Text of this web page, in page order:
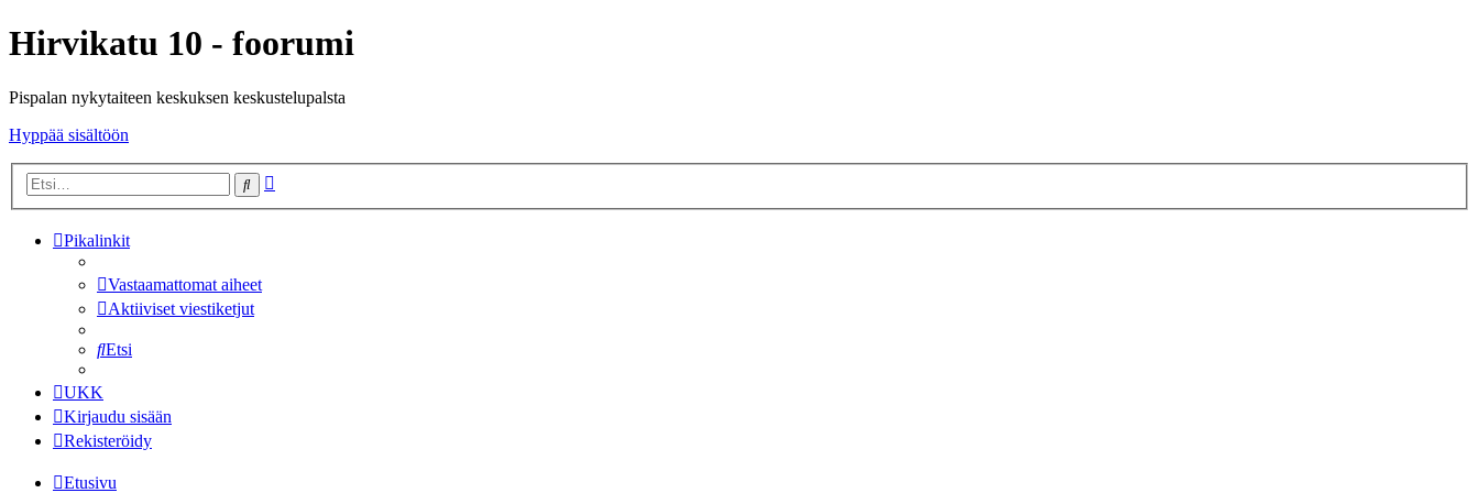
Hirvikatu 10 - foorumi
Pispalan nykytaiteen keskuksen keskustelupalsta
Hyppää sisältöön
Etsi
Pikalinkit
Vastaamattomat aiheet
Aktiiviset viestiketjut
Etsi
UKK
Kirjaudu sisään
Rekisteröidy
Etusivu